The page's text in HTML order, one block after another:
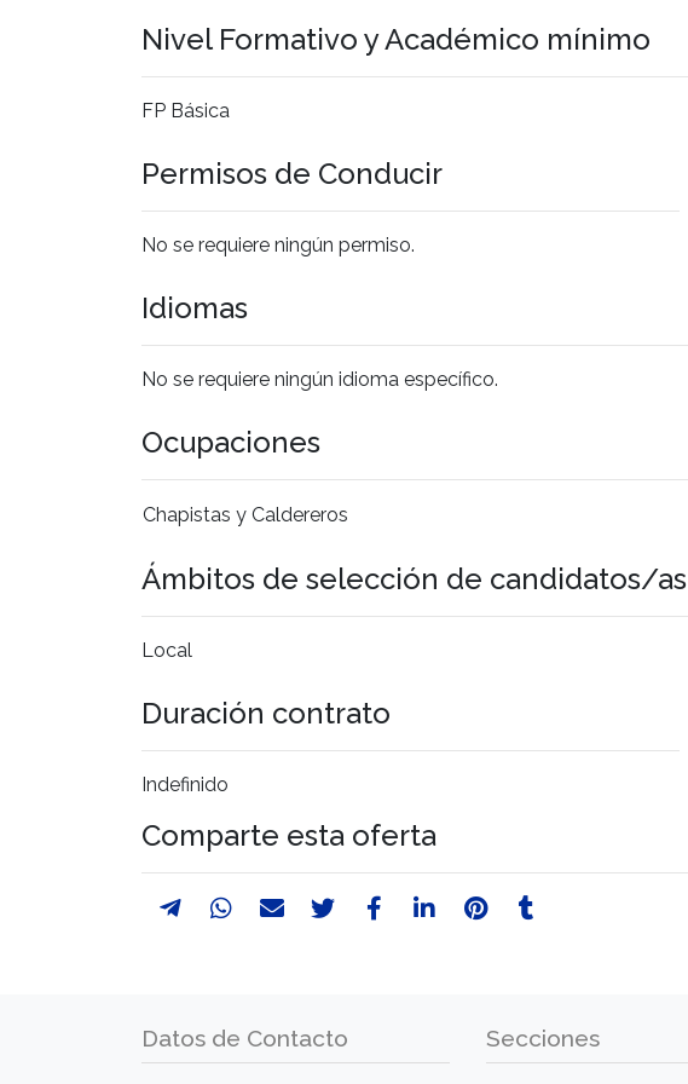
Nivel Formativo y Académico mínimo
FP Básica
Permisos de Conducir
No se requiere ningún permiso.
Idiomas
No se requiere ningún idioma específico.
Ocupaciones
Chapistas y Caldereros
Ámbitos de selección de candidatos/as
Local
Duración contrato
Indefinido
Comparte esta oferta
Datos de Contacto Secciones